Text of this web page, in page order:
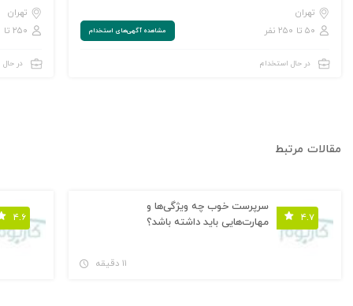
تهران
۵۰ تا ۲۵۰ نفر
مشاهده‌ آگهی‌های استخدام
در حال استخدام
تهران
۲۵۰ تا ۱,۰۰۰ نفر
در
مقالات مرتبط
۴.۷
سرپرست خوب چه ویژگی‌ها و
مهارت‌هایی باید داشته باشد؟
۱۱ دقیقه
۴.۶